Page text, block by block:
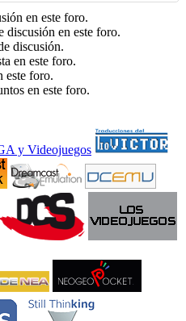
en este foro.
en este foro.
discusión.
en este foro.
este foro.
en este foro.